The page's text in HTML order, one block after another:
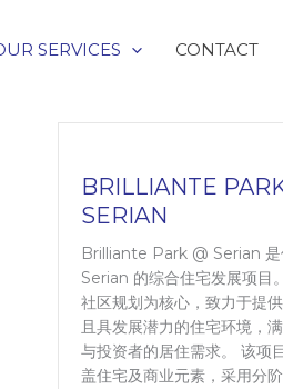
SERVICES CONTACT
BRILLIANTE
SERIAN
Brilliante Park @ Serian 是
Serian 的综合住宅发展项目
社区规划为核心，致力于提
且具发展潜力的住宅环境，
与投资者的居住需求。 该项
盖住宅及商业元素，采用分